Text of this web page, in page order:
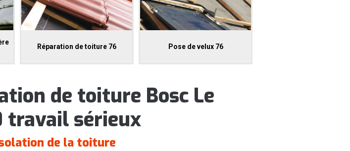
Réparation de toiture 76 Pose de velux 76
de toiture Bosc Le
travail sérieux
de la toiture